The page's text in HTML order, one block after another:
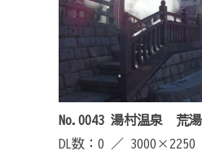
No.0043 湯村温泉 荒湯
DL数：0 ／ 3000×2250